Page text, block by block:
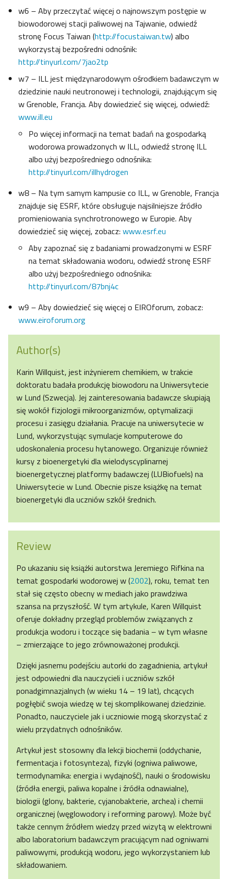
w6 – Aby przeczytać więcej o najnowszym postępie w
biowodorowej stacji paliwowej na Tajwanie, odwiedź
stronę Focus Taiwan (http://focustaiwan.tw) albo
wykorzystaj bezpośredni odnośnik:
http://tinyurl.com/7jao2tp
w7 – ILL jest międzynarodowym ośrodkiem badawczym w
dziedzinie nauki neutronowej i technologii, znajdującym się
w Grenoble, Francja. Aby dowiedzieć się więcej, odwiedź:
www.ill.eu
Po więcej informacji na temat badań na gospodarką
wodorowa prowadzonych w ILL, odwiedź stronę ILL
albo użyj bezpośredniego odnośnika:
http://tinyurl.com/illhydrogen
w8 – Na tym samym kampusie co ILL, w Grenoble, Francja
znajduje się ESRF, które obsługuje najsilniejsze źródło
promieniowania synchrotronowego w Europie. Aby
dowiedzieć się więcej, zobacz: www.esrf.eu
Aby zapoznać się z badaniami prowadzonymi w ESRF
na temat składowania wodoru, odwiedź stronę ESRF
albo użyj bezpośredniego odnośnika:
http://tinyurl.com/87bnj4c
w9 – Aby dowiedzieć się więcej o EIROforum, zobacz:
www.eiroforum.org
Author(s)
Karin Willquist, jest inżynierem chemikiem, w trakcie
doktoratu badała produkcję biowodoru na Uniwersytecie
w Lund (Szwecja). Jej zainteresowania badawcze skupiają
się wokół fizjologii mikroorganizmów, optymalizacji
procesu i zasięgu działania. Pracuje na uniwersytecie w
Lund, wykorzystując symulacje komputerowe do
udoskonalenia procesu hytanowego. Organizuje również
kursy z bioenergetyki dla wielodyscyplinarnej
bioenergetycznej platformy badawczej (LUBiofuels) na
Uniwersytecie w Lund. Obecnie pisze książkę na temat
bioenergetyki dla uczniów szkół średnich.
Review
Po ukazaniu się książki autorstwa Jeremiego Rifkina na
temat gospodarki wodorowej w (2002), roku, temat ten
stał się często obecny w mediach jako prawdziwa
szansa na przyszłość. W tym artykule, Karen Willquist
oferuje dokładny przegląd problemów związanych z
produkcja wodoru i toczące się badania – w tym własne
– zmierzające to jego zrównoważonej produkcji.
Dzięki jasnemu podejściu autorki do zagadnienia, artykuł
jest odpowiedni dla nauczycieli i uczniów szkół
ponadgimnazjalnych (w wieku 14 – 19 lat), chcących
pogłębić swoja wiedzę w tej skomplikowanej dziedzinie.
Ponadto, nauczyciele jak i uczniowie mogą skorzystać z
wielu przydatnych odnośników.
Artykuł jest stosowny dla lekcji biochemii (oddychanie,
fermentacja i fotosynteza), fizyki (ogniwa paliwowe,
termodynamika: energia i wydajność), nauki o środowisku
(źródła energii, paliwa kopalne i źródła odnawialne),
biologii (glony, bakterie, cyjanobakterie, archea) i chemii
organicznej (węglowodory i reforming parowy). Może być
także cennym źródłem wiedzy przed wizytą w elektrowni
albo laboratorium badawczym pracującym nad ogniwami
paliwowymi, produkcją wodoru, jego wykorzystaniem lub
składowaniem.